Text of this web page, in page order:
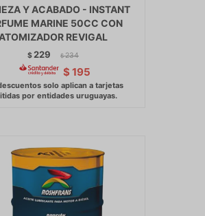
Y ACABADO - INSTANT
MARINE 50CC CON
ATOMIZADOR REVIGAL
$229 $ 234
$ 195